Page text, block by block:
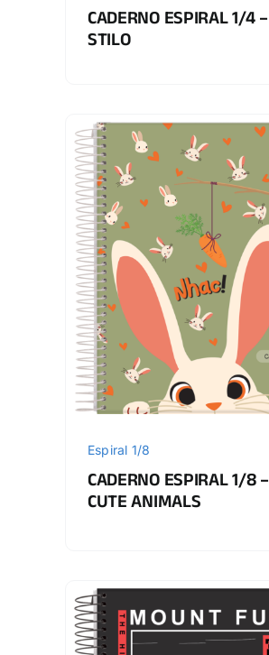
CADERNO ESPIRAL 1/4 –
STILO
Espiral 1/8
CADERNO ESPIRAL 1/8 –
CUTE ANIMALS